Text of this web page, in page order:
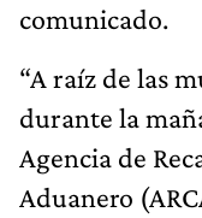
comunicado.
“A raíz de las
durante la
Agencia de
Aduanero